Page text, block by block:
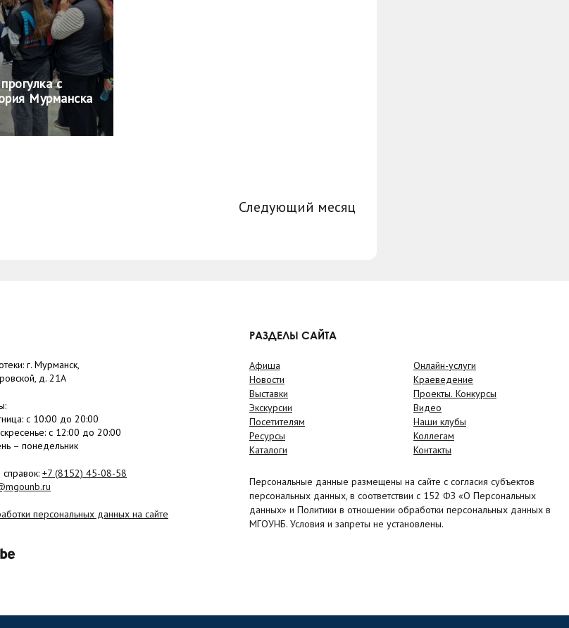
с
Мурманска
Следующий месяц
г. Мурманск,
д. 21А
: с 10:00 до 20:00
: c 12:00 до 20:00
– понедельник
+7 (8152) 45-08-58
персональных данных на сайте
РАЗДЕЛЫ САЙТА
Афиша
Новости
Выставки
Экскурсии
Посетителям
Ресурсы
Каталоги
Онлайн-услуги
Краеведение
Проекты. Конкурсы
Видео
Наши клубы
Коллегам
Контакты
Персональные данные размещены на сайте с согласия субъектов
персональных данных, в соответствии с 152 ФЗ «О Персональных
данных» и Политики в отношении обработки персональных данных в
МГОУНБ. Условия и запреты не установлены.